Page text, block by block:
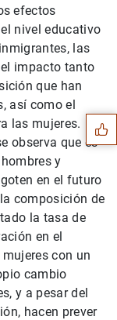
efectos
nivel educativo
las
impacto tanto
que han
así como el
las mujeres.
observa que es
y
en el futuro
composición de
la tasa de
en el
con un
cambio
y a pesar del
hacen prever
Suggestions